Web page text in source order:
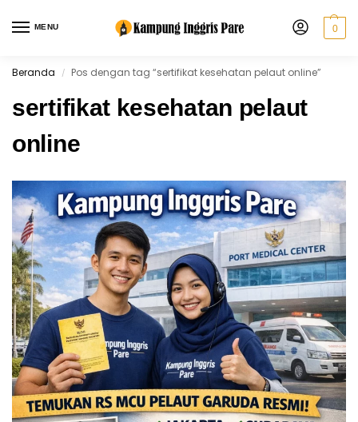
MENU 0
Beranda / Pos dengan tag “sertifikat kesehatan pelaut online”
sertifikat kesehatan pelaut
online